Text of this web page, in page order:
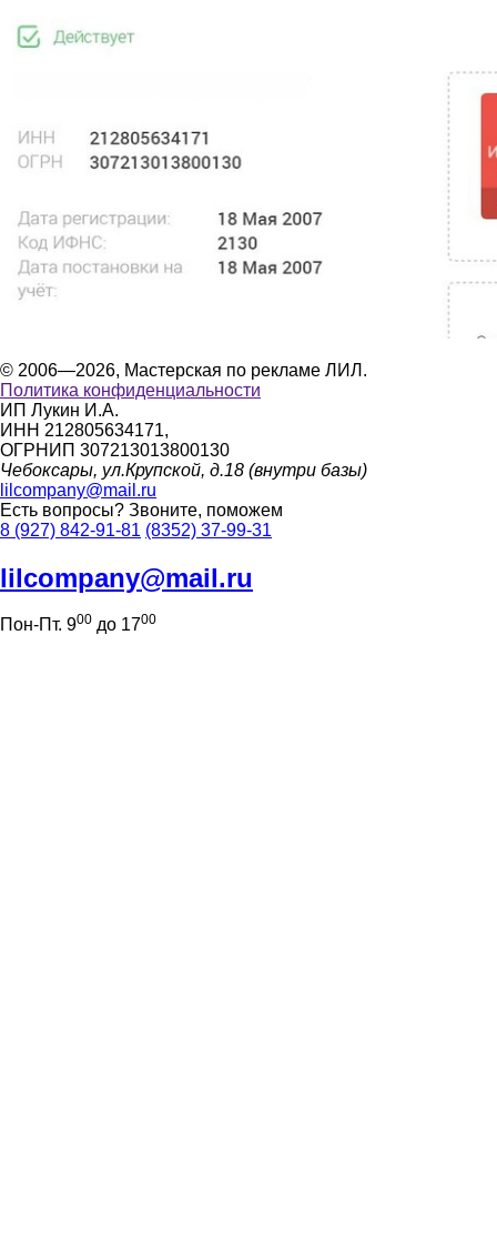
© 2006—2026, Мастерская по рекламе ЛИЛ.
Политика конфиденциальности
ИП Лукин И.А.
ИНН 212805634171,
ОГРНИП 307213013800130
Чебоксары, ул.Крупской, д.18 (внутри базы)
lilcompany@mail.ru
Есть вопросы? Звоните, поможем
8 (927) 842-91-81 (8352) 37-99-31
lilcompany@mail.ru
Пон-Пт. 900 до 1700